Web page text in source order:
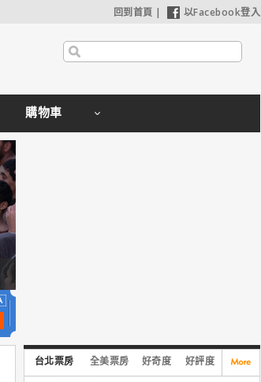
回到首頁 | 以Facebook登入
購物車
台北票房 全美票房 好奇度 好評度